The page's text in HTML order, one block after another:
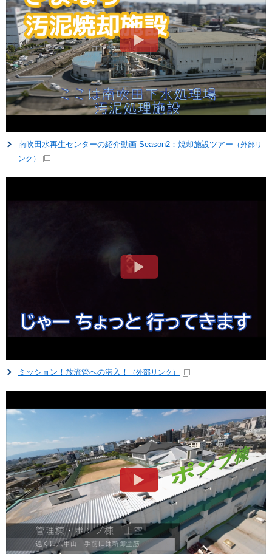
南吹田水再生センターの紹介動画 Season2：焼却施設ツアー （外部リ
ンク）
ミッション！放流管への潜入！ （外部リンク）